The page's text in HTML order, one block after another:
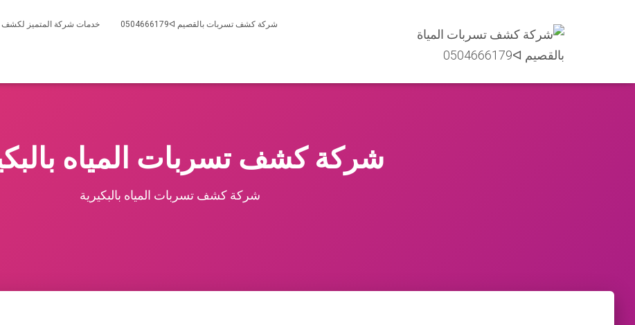
شركة كشف تسربات بالقصيم 0504666179ᐊ خدمات شركة المتميز لكشف
شركة كشف تسربات المياه
شركة كشف تسربات المياه بالبكيرية